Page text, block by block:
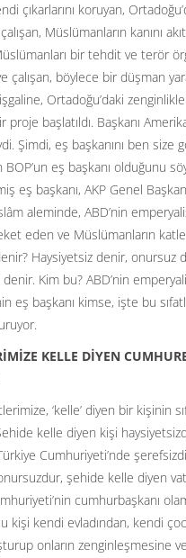
çıkarlarını koruyan,
Müslümanların kanını
bir tehdit ve terör
çalışan, böylece bir düşman
Ortadoğu’daki
proje başlatıldı. Başkanı
Şimdi, eş başkanını ben size
BOP’un eş başkanı olduğunu
eş başkanı, AKP Genel
aleminde, ABD’nin
eden ve Müslümanların
Haysiyetsiz denir, onursuz
Kim bu? ABD’nin
eş başkanı kimse, işte bu
KELLE DİYEN
‘kelle’ diyen bir kişinin
kelle diyen kişi
Cumhuriyeti’nde
şehide kelle diyen
cumhurbaşkanı
kişi kendi evladından, kendi
onların zenginleşmesine